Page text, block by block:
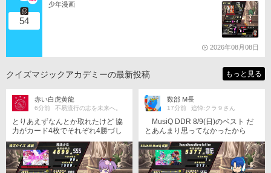
54
少年漫画
2026年08月08日
クイズマジックアカデミーの最新投稿 もっと見る
赤い白虎黄龍
6分前 不易流行の志を未来へ。
とりあえずなんとか取れたけど 協
力がカード4枚でそれぞれ4勝づし
かしてないうえに少年漫画検定が
まだ始めていないのがつらい 事実
上家でしかQMAができない状態な
のもある ゲーセンは家じゃできな
数部 M長
17分前 追悼:クラ９さん
MusiQ DDR 8/9(日)のベスト だ
とあんまり思ってなかったから
「全国記録更新!」アナウンスで( ﾟ
∀ ﾟ)?? となった回 しかし最近見
たようなスコアなんですが……と
確認したところ、 １ 点 だ